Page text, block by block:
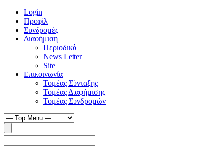
Login
Προφίλ
Συνδρομές
Διαφήμιση
Περιοδικό
News Letter
Site
Επικοινωνία
Τομέας Σύνταξης
Τομέας Διαφήμισης
Τομέας Συνδρομών